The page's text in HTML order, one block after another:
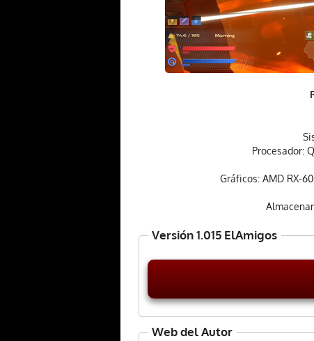
Procesador:
Gráficos: AMD RX-
Versión 1.015 ElAmigos
Web del Autor